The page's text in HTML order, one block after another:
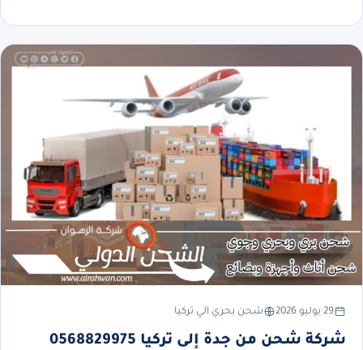
29 يوليو 2026 شحن بحري الي تركيا
شركة شحن من جدة إلى تركيا 0568829975